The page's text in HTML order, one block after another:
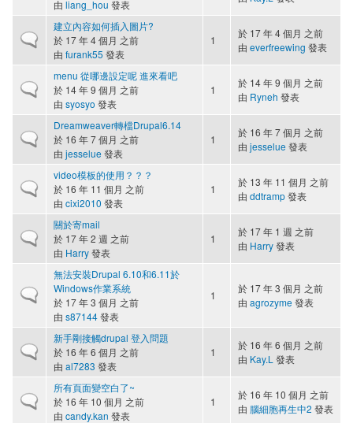
由 liang_hou 發表
一般主題
建立內容如何插入圖片?
於 17 年 4 個月 之前
由 furank55 發表
1
於 17 年 4 個月 之前
由 everfreewing 發表
一般主題
menu 從哪邊設定呢 進來看吧
於 14 年 9 個月 之前
由 syosyo 發表
1
於 14 年 9 個月 之前
由 Ryneh 發表
一般主題
Dreamweaver轉檔Drupal6.14
於 16 年 7 個月 之前
由 jesselue 發表
1
於 16 年 7 個月 之前
由 jesselue 發表
一般主題
video模板的使用？？？
於 16 年 11 個月 之前
由 cixi2010 發表
1
於 13 年 11 個月 之前
由 ddtramp發表
一般主題
關於寄mail
於 17 年 2 週 之前
由 Harry發表
1
於 17 年 1 週 之前
由 Harry發表
一般主題
無法安裝Drupal 6.10和6.11於
Windows作業系統
於 17 年 3 個月 之前
由 s87144發表
1
於 17 年 3 個月 之前
由 agrozyme 發表
一般主題
新手剛接觸drupal 登入問題
於 16 年 6 個月 之前
由 al7283 發表
1
於 16 年 6 個月 之前
由 Kay.L 發表
一般主題
所有頁面變空白了~
於 16 年 10 個月 之前
由 candy.kan 發表
1
於 16 年 10 個月 之前
由 腦細胞再生中2 發表